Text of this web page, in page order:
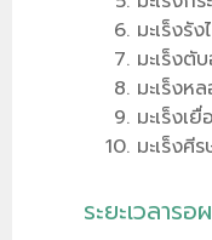
มะเร็งรัง
มะเร็งตั
มะเร็งห
มะเร็งเ
มะเร็งศี
ระยะเวลาร